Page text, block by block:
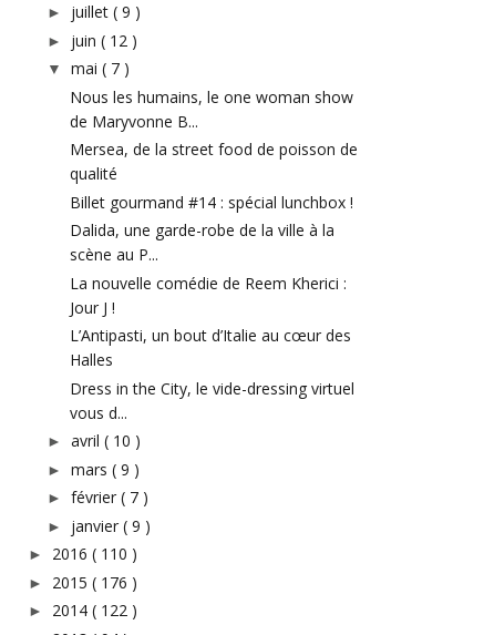
► juillet ( 9 )
► juin ( 12 )
▼ mai ( 7 )
Nous les humains, le one woman show
de Maryvonne B...
Mersea, de la street food de poisson de
qualité
Billet gourmand #14 : spécial lunchbox !
Dalida, une garde-robe de la ville à la
scène au P...
La nouvelle comédie de Reem Kherici :
Jour J !
L’Antipasti, un bout d’Italie au cœur des
Halles
Dress in the City, le vide-dressing virtuel
vous d...
► avril ( 10 )
► mars ( 9 )
► février ( 7 )
► janvier ( 9 )
► 2016 ( 110 )
► 2015 ( 176 )
► 2014 ( 122 )